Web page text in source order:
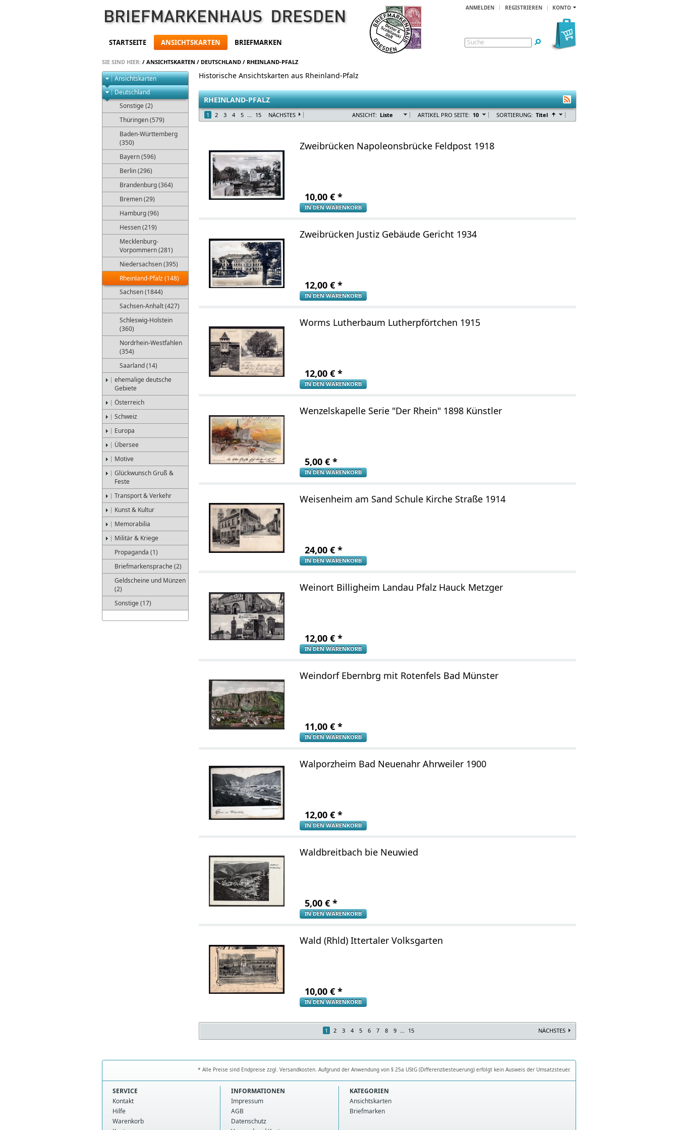
KONTO
ANMELDEN REGISTRIEREN
STARTSEITE ANSICHTSKARTEN BRIEFMARKEN Suche
SIE SIND HIER: / ANSICHTSKARTEN / DEUTSCHLAND / RHEINLAND-PFALZ
Ansichtskarten
Deutschland
Sonstige (2)
Thüringen (579)
Baden-Württemberg
(350)
Bayern (596)
Berlin (296)
Brandenburg (364)
Bremen (29)
Hamburg (96)
Hessen (219)
Mecklenburg-
Vorpommern (281)
Niedersachsen (395)
Rheinland-Pfalz (148)
Sachsen (1844)
Sachsen-Anhalt (427)
Schleswig-Holstein
(360)
Nordrhein-Westfahlen
(354)
Saarland (14)
ehemalige deutsche
Gebiete
Österreich
Schweiz
Europa
Übersee
Motive
Glückwunsch Gruß &
Feste
Transport & Verkehr
Kunst & Kultur
Memorabilia
Militär & Kriege
Propaganda (1)
Briefmarkensprache (2)
Geldscheine und Münzen
(2)
Sonstige (17)
Historische Ansichtskarten aus Rheinland-Pfalz
RHEINLAND-PFALZ
1 2 3 4 5 ... 15 NÄCHSTES SORTIERUNG: Titel
ARTIKEL PRO SEITE: 10
ANSICHT: Liste
Zweibrücken Napoleonsbrücke Feldpost 1918
10,00 € *
IN DEN WARENKORB
Zweibrücken Justiz Gebäude Gericht 1934
12,00 € *
IN DEN WARENKORB
Worms Lutherbaum Lutherpförtchen 1915
12,00 € *
IN DEN WARENKORB
Wenzelskapelle Serie "Der Rhein" 1898 Künstler
5,00 € *
IN DEN WARENKORB
Weisenheim am Sand Schule Kirche Straße 1914
24,00 € *
IN DEN WARENKORB
Weinort Billigheim Landau Pfalz Hauck Metzger
12,00 € *
IN DEN WARENKORB
Weindorf Ebernbrg mit Rotenfels Bad Münster
11,00 € *
IN DEN WARENKORB
Walporzheim Bad Neuenahr Ahrweiler 1900
12,00 € *
IN DEN WARENKORB
Waldbreitbach bie Neuwied
5,00 € *
IN DEN WARENKORB
Wald (Rhld) Ittertaler Volksgarten
10,00 € *
IN DEN WARENKORB
1 2 3 4 5 6 7 8 9 ... 15 NÄCHSTES
* Alle Preise sind Endpreise zzgl. Versandkosten. Aufgrund der Anwendung von § 25a UStG (Differenzbesteuerung) erfolgt kein Ausweis der Umsatzsteuer.
SERVICE
Kontakt
Hilfe
Warenkorb
INFORMATIONEN
Impressum
AGB
Datenschutz
KATEGORIEN
Ansichtskarten
Briefmarken